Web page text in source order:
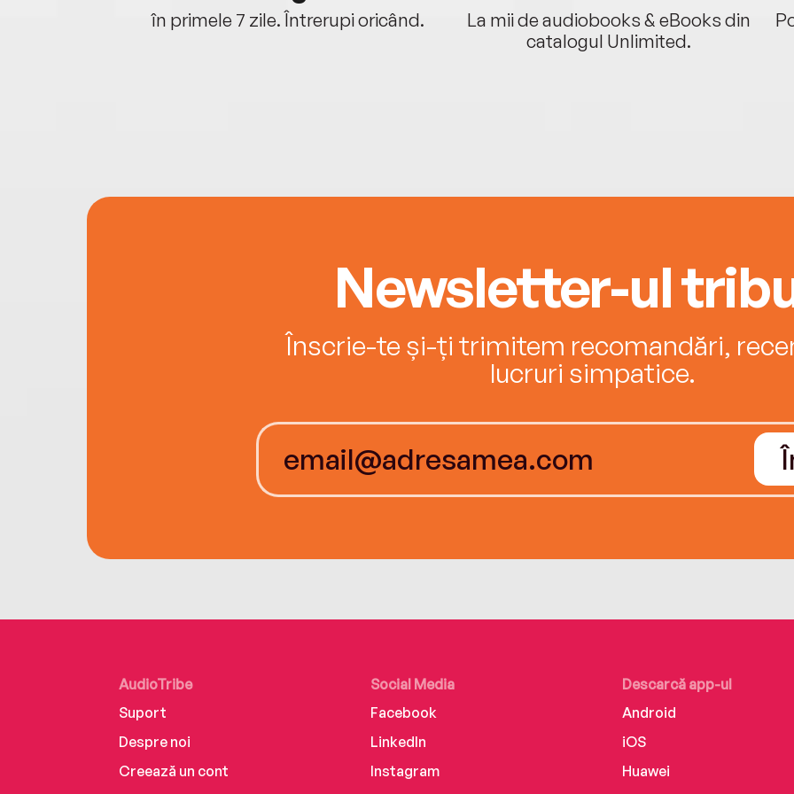
în primele 7 zile. Întrerupi oricând.
La mii de audiobooks & eBooks din
catalogul Unlimited.
Newsletter-ul
Înscrie-te și-ți trimitem recomandări,
lucruri simpatice.
AudioTribe
Suport
Despre noi
Creează un cont
Social Media
Facebook
LinkedIn
Instagram
Descarcă app-ul
Android
iOS
Huawei